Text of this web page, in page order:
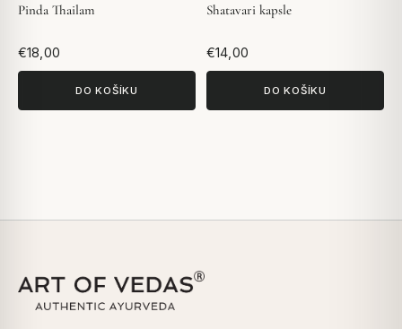
Pinda Thailam
€18,00
DO KOŠÍKU
Shatavari kapsle
€14,00
DO KOŠÍKU